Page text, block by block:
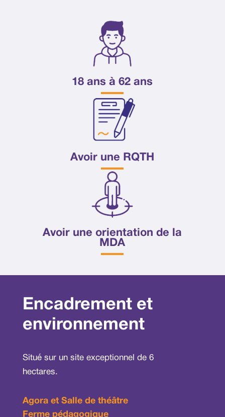
18 ans à 62 ans
Avoir une RQTH
Avoir une orientation de la
MDA
Encadrement et
environnement
Situé sur un site exceptionnel de 6
hectares.
Agora et Salle de théâtre
Ferme pédagogique